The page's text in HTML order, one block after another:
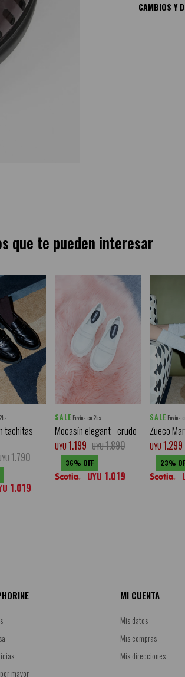
CAMBIOS Y
que te pueden interesar
tachitas -
1.790
1.019
SALE Envíos en 2hs
Mocasín elegant - crudo
UYU 1.199 UYU1.890
36
UYU 1.019
SALE Envíos
Zueco
UYU 1.299
23
mayor
MI CUENTA
Mis datos
Mis compras
Mis direcciones